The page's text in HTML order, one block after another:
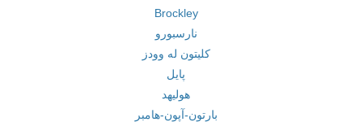
Brockley
نارسبورو
کلیتون له وودز
پایل
هولیهد
بارتون-آپون-هامبر